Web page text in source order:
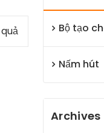
Bộ tạo
Nấm hút
Archives